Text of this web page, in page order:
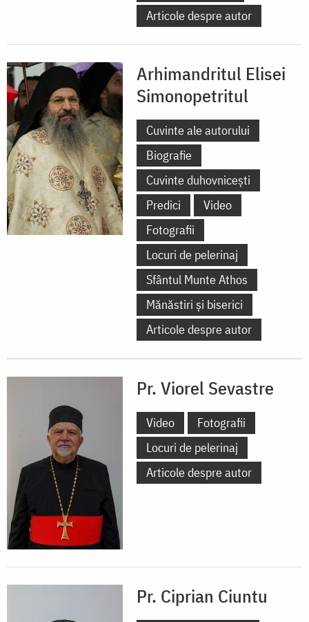
Articole despre autor
Arhimandritul Elisei
Simonopetritul
Cuvinte ale autorului
Biografie
Cuvinte duhovnicești
Predici
Video
Fotografii
Locuri de pelerinaj
Sfântul Munte Athos
Mănăstiri și biserici
Articole despre autor
Pr. Viorel Sevastre
Video
Fotografii
Locuri de pelerinaj
Articole despre autor
Pr. Ciprian Ciuntu